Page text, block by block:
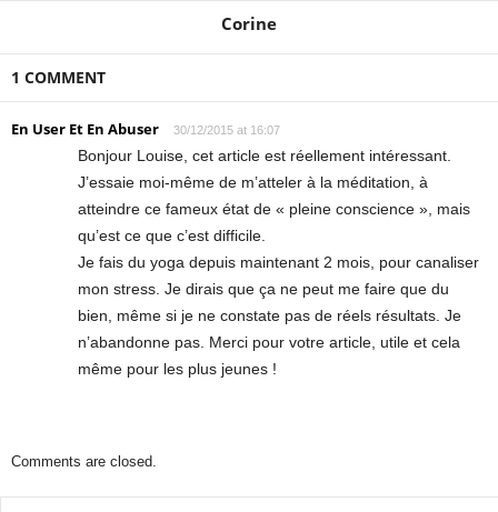
Corine
1 COMMENT
En User Et En Abuser 30/12/2015 at 16:07
Bonjour Louise, cet article est réellement intéressant.
J’essaie moi-même de m’atteler à la méditation, à
atteindre ce fameux état de « pleine conscience », mais
qu’est ce que c’est difficile.
Je fais du yoga depuis maintenant 2 mois, pour canaliser
mon stress. Je dirais que ça ne peut me faire que du
bien, même si je ne constate pas de réels résultats. Je
n’abandonne pas. Merci pour votre article, utile et cela
même pour les plus jeunes !
Comments are closed.